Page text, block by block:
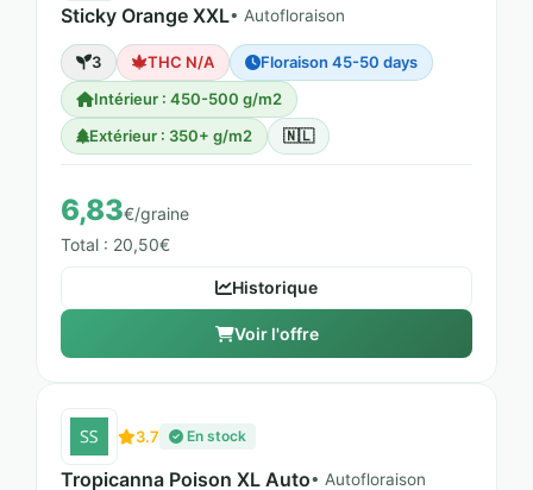
Sticky Orange XXL• Autofloraison
3 THC N/A
Floraison 45-50 days
Intérieur : 450-500 g/m2
Extérieur : 350+ g/m2
🇳🇱
6,83€/graine
Total : 20,50€
Historique
Voir l'offre
3.7 En stock
Tropicanna Poison XL Auto• Autofloraison